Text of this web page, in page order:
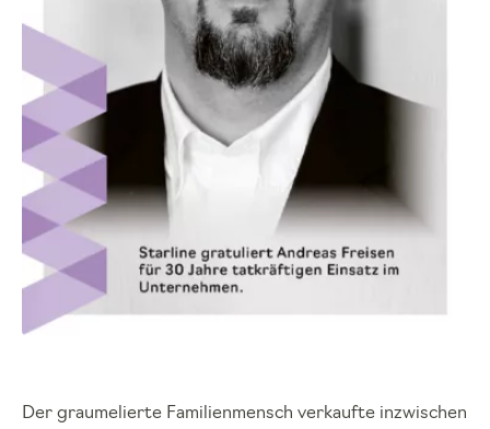
Der graumelierte Familienmensch verkaufte inzwischen